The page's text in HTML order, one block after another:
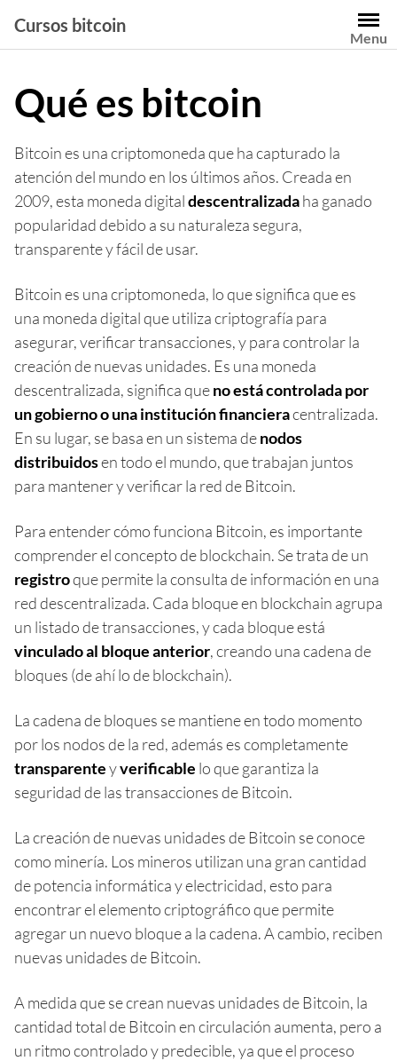
contenido
Cursos bitcoin
Menu
Qué es bitcoin
Bitcoin es una criptomoneda que ha capturado la
atención del mundo en los últimos años. Creada en
2009, esta moneda digitaldescentralizadaha ganado
popularidad debido a su naturaleza segura,
transparente y fácil de usar.
Bitcoin es una criptomoneda, lo que significa que es
una moneda digital que utiliza criptografía para
asegurar, verificar transacciones, y para controlar la
creación de nuevas unidades. Es una moneda
descentralizada, significa queno está controlada por
un gobierno o una institución financieracentralizada.
En su lugar, se basa en un sistema denodos
distribuidosen todo el mundo, que trabajan juntos
para mantener y verificar la red de Bitcoin.
Para entender cómo funciona Bitcoin, es importante
comprender el concepto de blockchain. Se trata de un
registroque permite la consulta de información en una
red descentralizada. Cada bloque en blockchain agrupa
un listado de transacciones, y cada bloque está
vinculado al bloque anterior, creando una cadena de
bloques (de ahí lo de blockchain).
La cadena de bloques se mantiene en todo momento
por los nodos de la red, además es completamente
transparenteyverificable lo que garantiza la
seguridad de las transacciones de Bitcoin.
La creación de nuevas unidades de Bitcoin se conoce
como minería. Los mineros utilizan una gran cantidad
de potencia informática y electricidad, esto para
encontrar el elemento criptográfico que permite
agregar un nuevo bloque a la cadena. A cambio, reciben
nuevas unidades de Bitcoin.
A medida que se crean nuevas unidades de Bitcoin, la
cantidad total de Bitcoin en circulación aumenta, pero a
un ritmo controlado y predecible, ya que el proceso